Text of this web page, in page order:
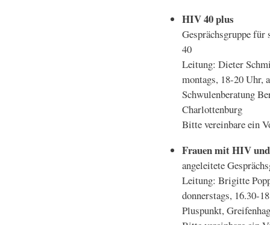
HIV 40 plus
Gesprächsgruppe
40
Leitung: Dieter
montags, 18-20 Uhr,
Schwulenberatung
Charlottenburg
Bitte vereinbare ein
Frauen mit HIV
angeleitete
Leitung: Brigitte
donnerstags, 16.30-
Pluspunkt,